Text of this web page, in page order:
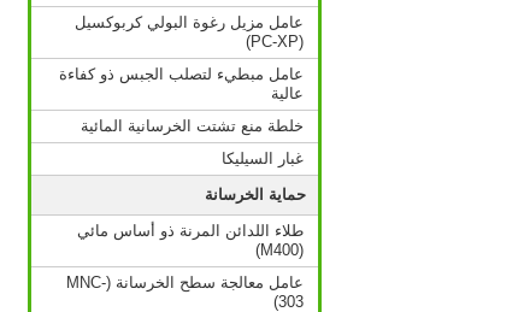
عامل مزيل رغوة البولي كربوكسيل
(PC-XP)
عامل مبطيء لتصلب الجبس ذو كفاءة
عالية
خلطة منع تشتت الخرسانية المائية
غبار السيليكا
حماية الخرسانة
طلاء اللدائن المرنة ذو أساس مائي
(M400)
عامل معالجة سطح الخرسانة (MNC-
303)